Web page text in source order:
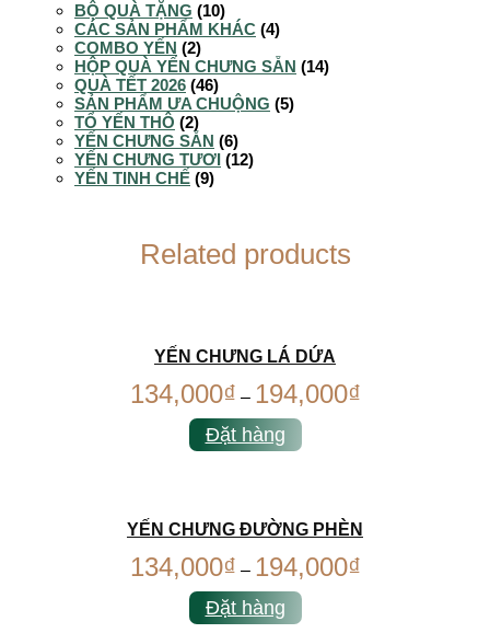
BỘ QUÀ TẶNG (10)
CÁC SẢN PHẨM KHÁC (4)
COMBO YẾN (2)
HỘP QUÀ YẾN CHƯNG SẴN (14)
QUÀ TẾT 2026 (46)
SẢN PHẨM ƯA CHUỘNG (5)
TỔ YẾN THÔ (2)
YẾN CHƯNG SẴN (6)
YẾN CHƯNG TƯƠI (12)
YẾN TINH CHẾ (9)
Related products
YẾN CHƯNG LÁ DỨA
134,000₫ – 194,000₫
Đặt hàng
YẾN CHƯNG ĐƯỜNG PHÈN
134,000₫ – 194,000₫
Đặt hàng